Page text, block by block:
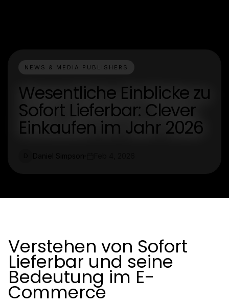
NEWS & MEDIA PUBLISHERS
Wesentliche Einblicke zu
Sofort Lieferbar: Clever
Einkaufen im Jahr 2026
Verstehen von Sofort
Lieferbar und seine
Bedeutung im E-
Commerce